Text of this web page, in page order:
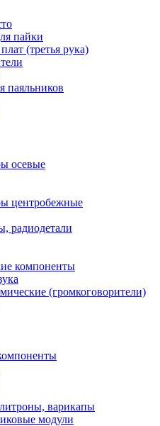
пайки
(третья рука)
паяльников
осевые
центробежные
радиодетали
компоненты
(громкоговорители)
варикапы
модули